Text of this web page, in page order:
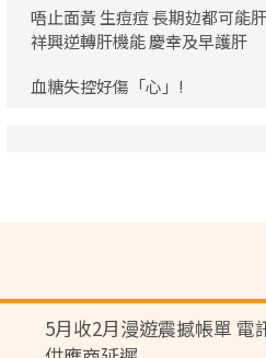
唔止面黃 生痘痘 長期攰都可能
祥興逆轉肝機能 慶幸及早護肝
血糖失控好傷「心」!
5月收2月漫遊震撼帳單 電